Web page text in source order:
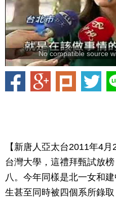
No compatible source
【新唐人亞太台2011年4
台灣大學，這禮拜甄試放
八。今年同樣是北一女和
生甚至同時被四個系所錄取